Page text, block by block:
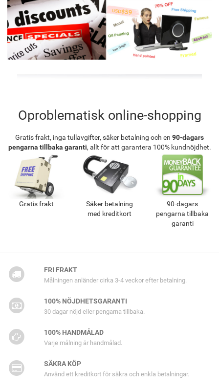
Oproblematisk online-shopping
Gratis frakt, inga tullavgifter, säker betalning och en 90-dagars
pengarna tillbaka garanti, allt för att garantera 100% kundnöjdhet.
Gratis frakt
Säker betalning
med kreditkort
90-dagars
pengarna tillbaka
garanti
FRI FRAKT
Målningen anländer cirka 3-4 veckor efter betalning.
100% NÖJDHETSGARANTI
30 dagar nöjd eller pengarna tillbaka.
100% HANDMÅLAD
Varje målning är handmålad.
SÄKRA KÖP
Använd ett kreditkort för säkra och enkla betalningar.